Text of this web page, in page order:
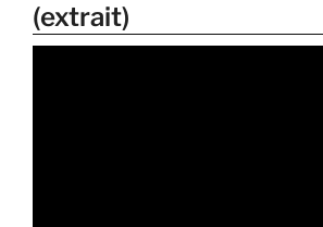
(extrait)